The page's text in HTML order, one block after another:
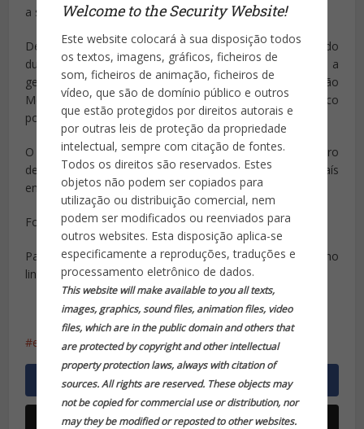
Welcome to the Security Website!
Este website colocará à sua disposição todos
os textos, imagens, gráficos, ficheiros de
som, ficheiros de animação, ficheiros de
vídeo, que são de domínio público e outros
que estão protegidos por direitos autorais e
por outras leis de proteção da propriedade
intelectual, sempre com citação de fontes.
Todos os direitos são reservados. Estes
objetos não podem ser copiados para
utilização ou distribuição comercial, nem
podem ser modificados ou reenviados para
outros websites. Esta disposição aplica-se
especificamente a reproduções, traduções e
processamento eletrônico de dados.
This website will make available to you all texts,
images, graphics, sound files, animation files, video
files, which are in the public domain and others that
are protected by copyright and other intellectual
property protection laws, always with citation of
sources. All rights are reserved. These objects may
not be copied for commercial use or distribution, nor
may they be modified or reposted to other websites.
a ser feita há 23 anos.
De lá para cá, um em cada cinco PMs foi morto ou ferido
durante o trabalho ou por causa dele. E fica ainda pior se a
gente contar só os policiais da capital e Região
Metropolitana. O número dobra para dois em cada cinco
policiais mortos ou feridos.
O percentual de policiais mortos no Rio supera o número
de militares americanos mortos nas guerras em que o país
entrou no século 20.
Fonte: Bom Dia Brasil: Edição do dia 10/04/2017
Para assistir à matéria no Youtube na íntegra clique no
link: https://www.youtube.com/watch?v=Fh_FFxU7N_M
estatística PM do Rio